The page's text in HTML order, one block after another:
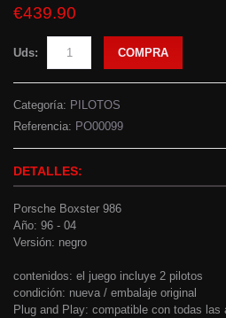
€439.90
Uds: COMPRA
Categoría: PILOTOS
Referencia: PO00099
DETALLES:
Porsche Boxster 986
Año: 96 - 04
Versión: negro
contenidos: el juego incluye 2 pilotos
condición: nueva / embalaje original
Plug and Play: compatible con todas